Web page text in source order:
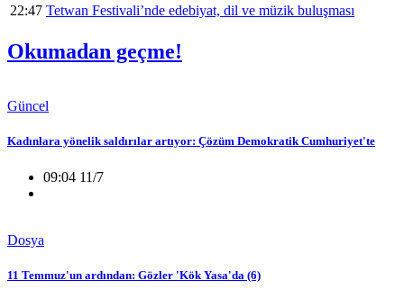
22:47 Tetwan Festivali’nde edebiyat, dil ve müzik buluşması
Okumadan geçme!
Güncel
Kadınlara yönelik saldırılar artıyor: Çözüm Demokratik Cumhuriyet'te
09:04 11/7
Dosya
11 Temmuz'un ardından: Gözler 'Kök Yasa'da (6)